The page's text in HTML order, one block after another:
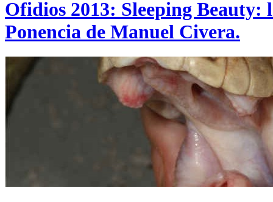
Ofidios 2013: Sleeping
Ponencia de Manuel Civera.